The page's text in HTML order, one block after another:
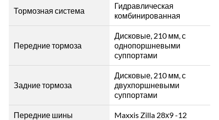
Тормозная система
Гидравлическая
комбинированная
Передние тормоза
Дисковые, 210 мм, с
однопоршневыми
суппортами
Задние тормоза
Дисковые, 210 мм, с
двухпоршневыми
суппортами
Передние шины Maxxis Zilla 28х9 -12